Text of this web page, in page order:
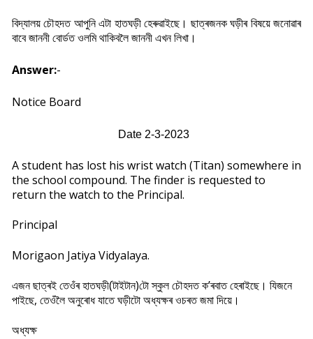
বিদ্যালয় চৌহদত আপুনি এটা হাতঘড়ী হেৰুৱাইছে। ছাত্ৰজনক ঘড়ীৰ বিষয়ে জনোৱাৰ
বাবে জাননী বোৰ্ডত ওলমি থাকিবলৈ জাননী এখন লিখা।
Answer:-
Notice Board
Date 2-3-2023
A student has lost his wrist watch (Titan) somewhere in
the school compound. The finder is requested to
return the watch to the Principal.
Principal
Morigaon Jatiya Vidyalaya.
এজন ছাত্ৰই তেওঁৰ হাতঘড়ী(টাইটান)টো স্কুল চৌহদত ক’ৰবাত হেৰাইছে। যিজনে
পাইছে, তেওঁলৈ অনুৰোধ যাতে ঘড়ীটো অধ্যক্ষৰ ওচৰত জমা দিয়ে।
অধ্যক্ষ